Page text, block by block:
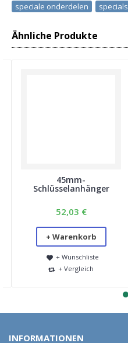
speciale onderdelen
specials
Ähnliche Produkte
45mm-
Schlüsselanhänger
52,03 €
+ Warenkorb
+ Wunschliste
+ Vergleich
INFORMATIONEN